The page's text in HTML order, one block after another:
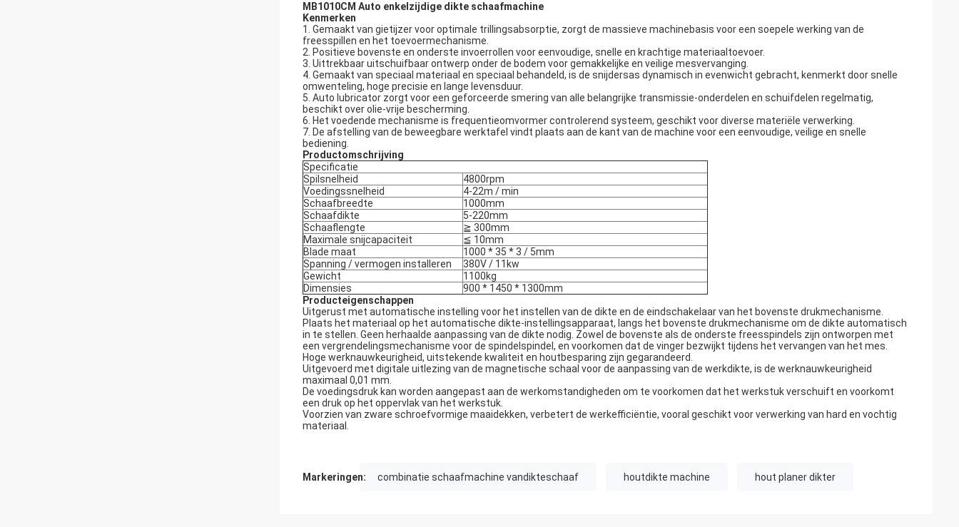
MB1010CM Auto enkelzijdige dikte schaafmachine
Kenmerken
1. Gemaakt van gietijzer voor optimale trillingsabsorptie, zorgt de massieve machinebasis voor een soepele werking van de
freesspillen en het toevoermechanisme.
2. Positieve bovenste en onderste invoerrollen voor eenvoudige, snelle en krachtige materiaaltoevoer.
3. Uittrekbaar uitschuifbaar ontwerp onder de bodem voor gemakkelijke en veilige mesvervanging.
4. Gemaakt van speciaal materiaal en speciaal behandeld, is de snijdersas dynamisch in evenwicht gebracht, kenmerkt door snelle
omwenteling, hoge precisie en lange levensduur.
5. Auto lubricator zorgt voor een geforceerde smering van alle belangrijke transmissie-onderdelen en schuifdelen regelmatig,
beschikt over olie-vrije bescherming.
6. Het voedende mechanisme is frequentieomvormer controlerend systeem, geschikt voor diverse materiële verwerking.
7. De afstelling van de beweegbare werktafel vindt plaats aan de kant van de machine voor een eenvoudige, veilige en snelle
bediening.
Productomschrijving
Specificatie
Spilsnelheid
4800rpm
Voedingssnelheid
4-22m / min
Schaafbreedte
1000mm
Schaafdikte
5-220mm
Schaaflengte
≧ 300mm
Maximale snijcapaciteit
≦ 10mm
Blade maat
1000 * 35 * 3 / 5mm
Spanning / vermogen installeren
380V / 11kw
Gewicht
1100kg
Dimensies
900 * 1450 * 1300mm
Producteigenschappen
Uitgerust met automatische instelling voor het instellen van de dikte en de eindschakelaar van het bovenste drukmechanisme.
Plaats het materiaal op het automatische dikte-instellingsapparaat, langs het bovenste drukmechanisme om de dikte automatisch
in te stellen. Geen herhaalde aanpassing van de dikte nodig. Zowel de bovenste als de onderste freesspindels zijn ontworpen met
een vergrendelingsmechanisme voor de spindelspindel, en voorkomen dat de vinger bezwijkt tijdens het vervangen van het mes.
Hoge werknauwkeurigheid, uitstekende kwaliteit en houtbesparing zijn gegarandeerd.
Uitgevoerd met digitale uitlezing van de magnetische schaal voor de aanpassing van de werkdikte, is de werknauwkeurigheid
maximaal 0,01 mm.
De voedingsdruk kan worden aangepast aan de werkomstandigheden om te voorkomen dat het werkstuk verschuift en voorkomt
een druk op het oppervlak van het werkstuk.
Voorzien van zware schroefvormige maaidekken, verbetert de werkefficiëntie, vooral geschikt voor verwerking van hard en vochtig
materiaal.
Markeringen: combinatie schaafmachine vandikteschaaf houtdikte machine hout planer dikter